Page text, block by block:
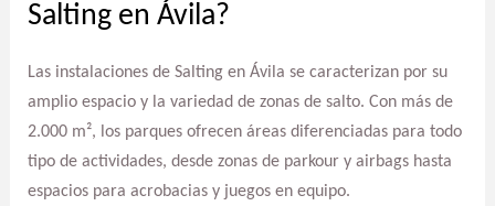
Salting en Ávila?
Las instalaciones de Salting en Ávila se caracterizan por su
amplio espacio y la variedad de zonas de salto. Con más de
2.000 m², los parques ofrecen áreas diferenciadas para todo
tipo de actividades, desde zonas de parkour y airbags hasta
espacios para acrobacias y juegos en equipo.